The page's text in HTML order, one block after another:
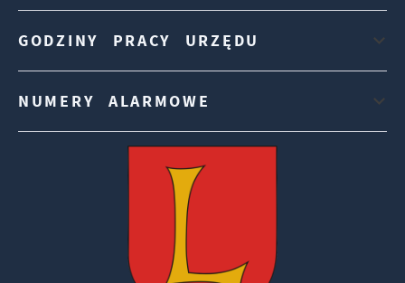
GODZINY PRACY URZĘDU
NUMERY ALARMOWE